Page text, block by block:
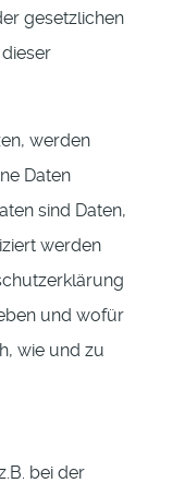
gesetzlichen
werden
Daten
sind Daten,
werden
und wofür
wie und zu
bei der